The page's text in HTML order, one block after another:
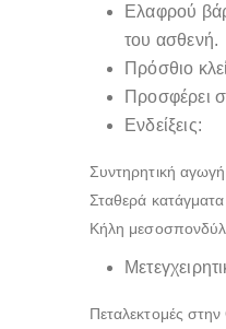
Ελαφρού
του ασθενή.
Πρόσθιο
Προσφέρει
Ενδείξεις:
Συντηρητική
Σταθερά
Κήλη
Πεταλεκτομές